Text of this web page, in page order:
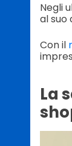
Negli
al suo
Con il
La